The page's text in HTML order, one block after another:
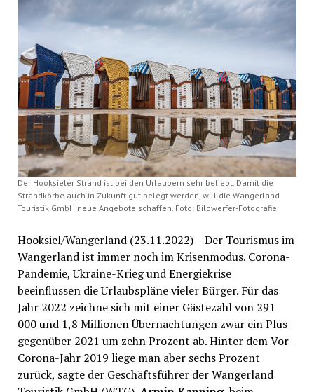
Der Hooksieler Strand ist bei den Urlaubern sehr beliebt. Damit die
Strandkörbe auch in Zukunft gut belegt werden, will die Wangerland
Touristik GmbH neue Angebote schaffen. Foto: Bildwerfer-Fotografie
Hooksiel/Wangerland (23.11.2022) – Der Tourismus im
Wangerland ist immer noch im Krisenmodus. Corona-
Pandemie, Ukraine-Krieg und Energiekrise
beeinflussen die Urlaubspläne vieler Bürger. Für das
Jahr 2022 zeichne sich mit einer Gästezahl von 291
000 und 1,8 Millionen Übernachtungen zwar ein Plus
gegenüber 2021 um zehn Prozent ab. Hinter dem Vor-
Corona-Jahr 2019 liege man aber sechs Prozent
zurück, sagte der Geschäftsführer der Wangerland